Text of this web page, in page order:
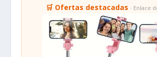
🛒 Ofertas destacadas · Enlace